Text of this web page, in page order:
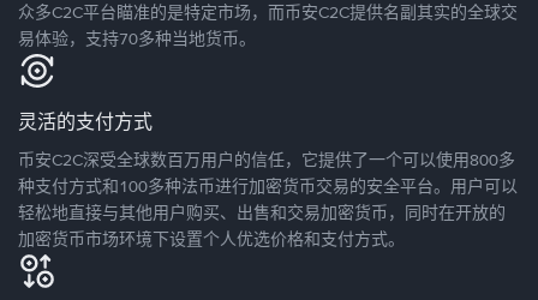
众多C2C平台瞄准的是特定市场，而币安C2C提供名副其实的全球交
易体验，支持70多种当地货币。
灵活的支付方式
币安C2C深受全球数百万用户的信任，它提供了一个可以使用800多
种支付方式和100多种法币进行加密货币交易的安全平台。用户可以
轻松地直接与其他用户购买、出售和交易加密货币，同时在开放的
加密货币市场环境下设置个人优选价格和支付方式。